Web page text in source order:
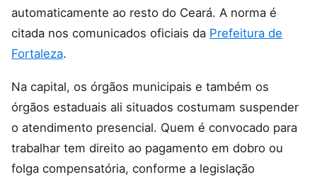
automaticamente ao resto do Ceará. A norma é
citada nos comunicados oficiais da Prefeitura de
Fortaleza.
Na capital, os órgãos municipais e também os
órgãos estaduais ali situados costumam suspender
o atendimento presencial. Quem é convocado para
trabalhar tem direito ao pagamento em dobro ou
folga compensatória, conforme a legislação